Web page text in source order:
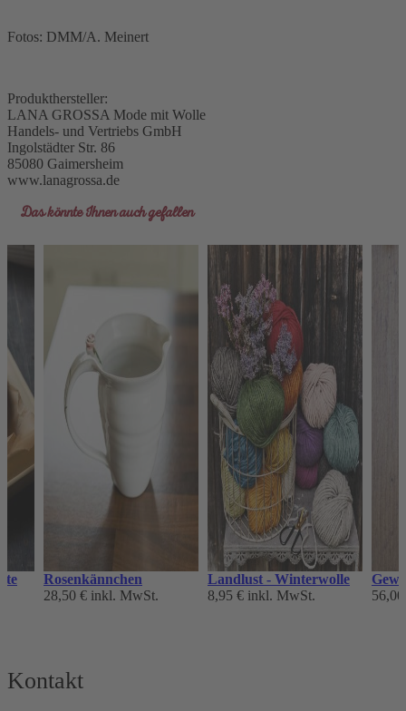
Fotos: DMM/A. Meinert
Produkthersteller:
LANA GROSSA Mode mit Wolle
Handels- und Vertriebs GmbH
Ingolstädter Str. 86
85080 Gaimersheim
www.lanagrossa.de
Das könnte Ihnen auch gefallen
Rosenkännchen
28,50 € inkl. MwSt.
Landlust - Winterwolle
8,95 € inkl. MwSt.
Kontakt